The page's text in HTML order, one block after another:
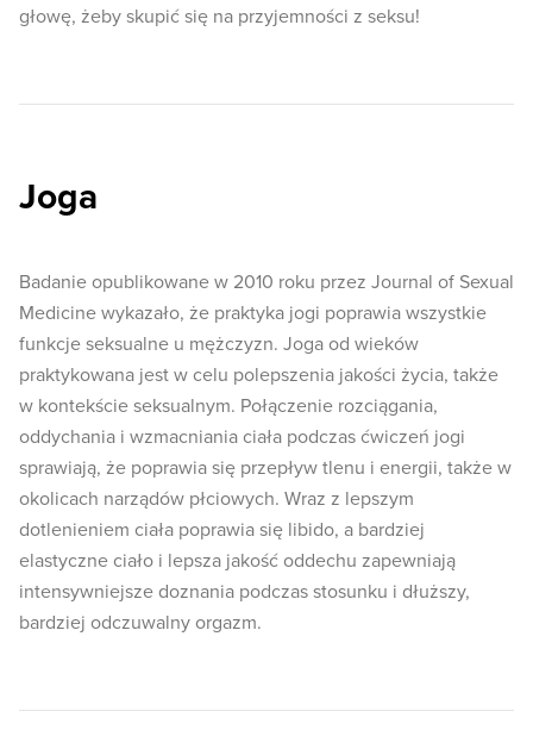
głowę, żeby skupić się na przyjemności z seksu!
Joga
Badanie opublikowane w 2010 roku przez Journal of Sexual
Medicine wykazało, że praktyka jogi poprawia wszystkie
funkcje seksualne u mężczyzn. Joga od wieków
praktykowana jest w celu polepszenia jakości życia, także
w kontekście seksualnym. Połączenie rozciągania,
oddychania i wzmacniania ciała podczas ćwiczeń jogi
sprawiają, że poprawia się przepływ tlenu i energii, także w
okolicach narządów płciowych. Wraz z lepszym
dotlenieniem ciała poprawia się libido, a bardziej
elastyczne ciało i lepsza jakość oddechu zapewniają
intensywniejsze doznania podczas stosunku i dłuższy,
bardziej odczuwalny orgazm.